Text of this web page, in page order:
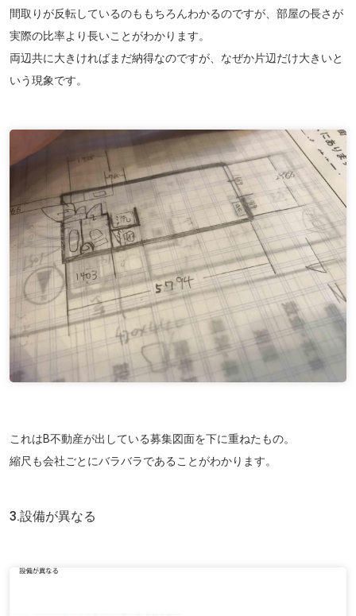
間取りが反転しているのももちろんわかるのですが、部屋の長さが
実際の比率より長いことがわかります。
両辺共に大きければまだ納得なのですが、なぜか片辺だけ大きいと
いう現象です。
これはB不動産が出している募集図面を下に重ねたもの。
縮尺も会社ごとにバラバラであることがわかります。
3.設備が異なる